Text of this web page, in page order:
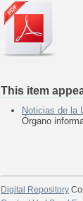
This item
Noticias de la
Órgano
Digital Repository